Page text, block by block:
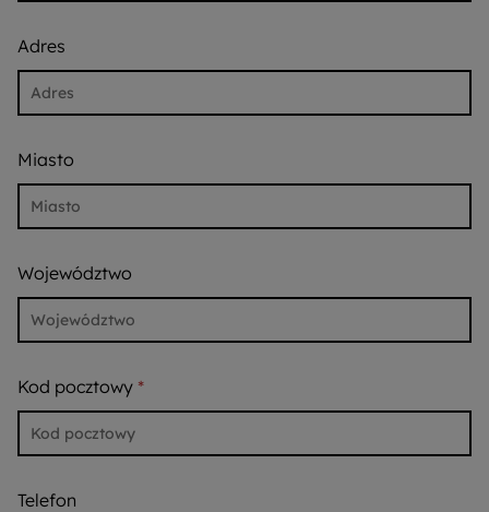
Adres
Miasto
Województwo
Kod pocztowy
Telefon